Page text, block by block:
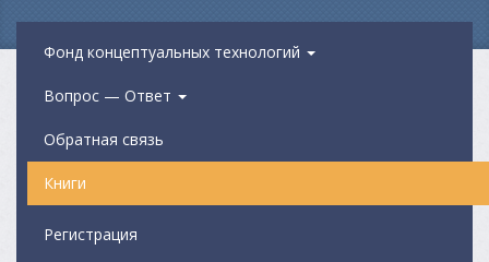
Фонд концептуальных технологий
Вопрос — Ответ
Обратная связь
Книги
Регистрация